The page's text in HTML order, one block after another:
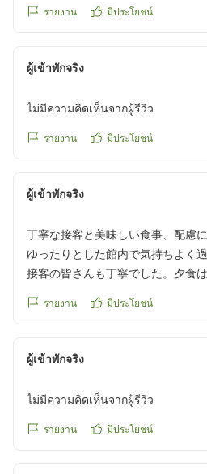
た。決して施設のせいではなく、
た。女性用大浴場に入れる年齢や
でもあると違うのかなと思います
きるお宿でした。
https://review.travel.rakuten.co.jp/
https://review.travel.rakuten.co.jp/
รายงาน มีประโยชน์
ผู้เข้าพักจริง
ไม่มีความคิดเห็นจากผู้รีวิว
รายงาน มีประโยชน์
ผู้เข้าพักจริง
丁寧な接客と美味しい食事、配慮
ゆったりとした館内で気持ちよく
接客の皆さんも丁寧でした。夕食
たです。バスタオルが風呂場控え
部屋位置にして頂きました。全体
クチコミの詳細はこちらから
https://review.travel.rakuten.co.jp/
reviewId=33123478595509
รายงาน มีประโยชน์
ผู้เข้าพักจริง
ไม่มีความคิดเห็นจากผู้รีวิว
รายงาน มีประโยชน์